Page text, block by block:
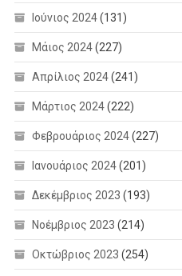
Ιούνιος 2024(131)
Μάιος 2024(227)
Απρίλιος 2024(241)
Μάρτιος 2024(222)
Φεβρουάριος 2024(227)
Ιανουάριος 2024(201)
Δεκέμβριος 2023 (193)
Νοέμβριος 2023 (214)
Οκτώβριος 2023 (254)